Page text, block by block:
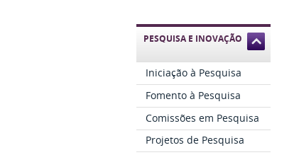
PESQUISA E INOVAÇÃO
Iniciação à Pesquisa
Fomento à Pesquisa
Comissões em Pesquisa
Projetos de Pesquisa